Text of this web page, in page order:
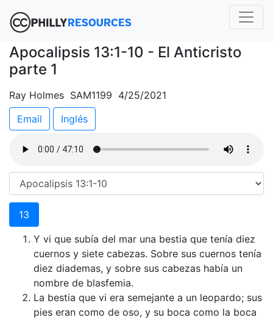
Apocalipsis 13:1-10 - El Anticristo
parte 1
Ray Holmes SAM1199 4/25/2021
Email
Inglés
13
Y vi que subía del mar una bestia que tenía diez
cuernos y siete cabezas. Sobre sus cuernos tenía
diez diademas, y sobre sus cabezas había un
nombre de blasfemia.
La bestia que vi era semejante a un leopardo; sus
pies eran como de oso, y su boca como la boca